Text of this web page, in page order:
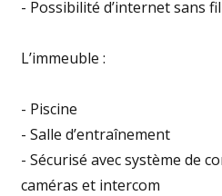
- Possibilité d’internet sans
L’immeuble :
- Piscine
- Salle d’entraînement
- Sécurisé avec système de
caméras et intercom